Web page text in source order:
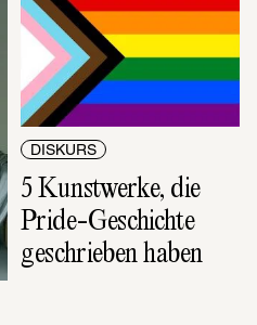
DISKURS
5 Kunstwerke, die
Pride-Geschichte
geschrieben haben